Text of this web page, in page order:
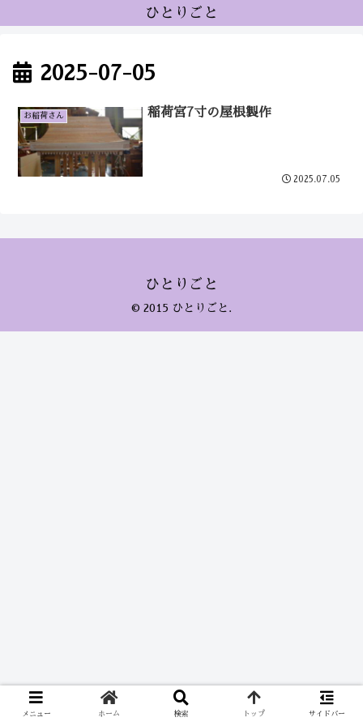
ひとりごと
2025-07-05
お稲荷さん 稲荷宮7寸の屋根製作
2025.07.05
ひとりごと
© 2015 ひとりごと.
メニュー ホーム 検索 トップ サイドバー